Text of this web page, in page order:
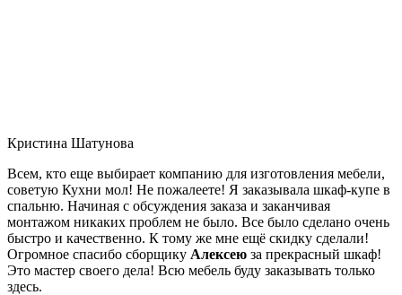
Кристина Шатунова
Всем, кто еще выбирает компанию для изготовления мебели,
советую Кухни мол! Не пожалеете! Я заказывала шкаф-купе в
спальню. Начиная с обсуждения заказа и заканчивая
монтажом никаких проблем не было. Все было сделано очень
быстро и качественно. К тому же мне ещё скидку сделали!
Огромное спасибо сборщику Алексею за прекрасный шкаф!
Это мастер своего дела! Всю мебель буду заказывать только
здесь.